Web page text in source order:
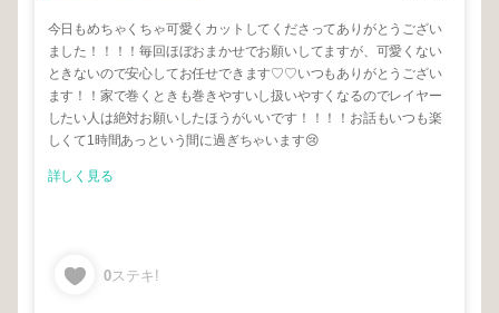
今日もめちゃくちゃ可愛くカットしてくださってありがとうござい
ました！！！！毎回ほぼおまかせでお願いしてますが、可愛くない
ときないので安心してお任せできます♡♡いつもありがとうござい
ます！！家で巻くときも巻きやすいし扱いやすくなるのでレイヤー
したい人は絶対お願いしたほうがいいです！！！！お話もいつも楽
しくて1時間あっという間に過ぎちゃいます😢
詳しく見る
0ステキ!